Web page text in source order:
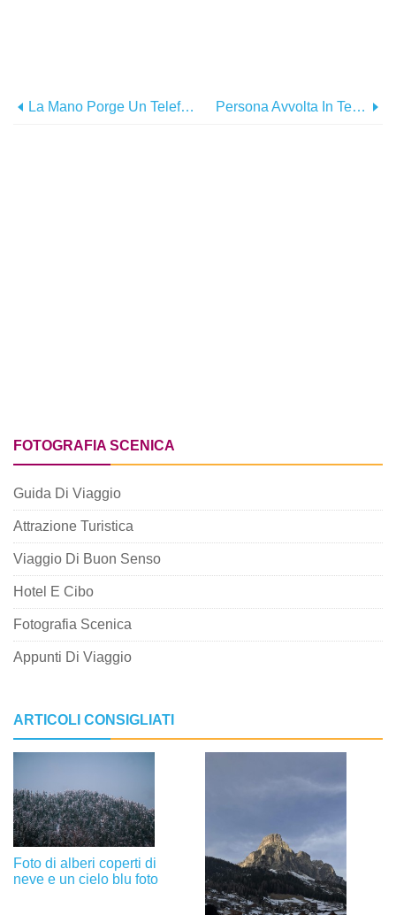
La Mano Porge Un Telefono Cellulare Nero Con Uno Scenario Fuori Fuoco Foto Persona Avvolta In Tessuto Floreale Che Cammina Foto
FOTOGRAFIA SCENICA
Guida Di Viaggio
Attrazione Turistica
Viaggio Di Buon Senso
Hotel E Cibo
Fotografia Scenica
Appunti Di Viaggio
ARTICOLI CONSIGLIATI
Foto di alberi coperti di
neve e un cielo blu foto